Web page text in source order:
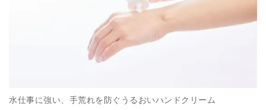
水仕事に強い、手荒れを防ぐうるおいハンドクリーム